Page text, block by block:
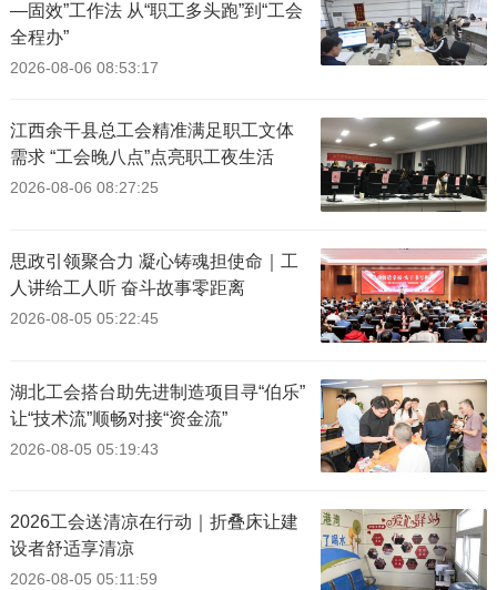
—固效”工作法 从“职工多头跑”到“工会
全程办”
2026-08-06 08:53:17
江西余干县总工会精准满足职工文体
需求 “工会晚八点”点亮职工夜生活
2026-08-06 08:27:25
思政引领聚合力 凝心铸魂担使命｜工
人讲给工人听 奋斗故事零距离
2026-08-05 05:22:45
湖北工会搭台助先进制造项目寻“伯乐”
让“技术流”顺畅对接“资金流”
2026-08-05 05:19:43
2026工会送清凉在行动｜折叠床让建
设者舒适享清凉
2026-08-05 05:11:59